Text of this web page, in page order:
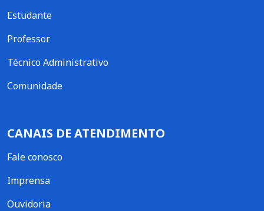
Estudante
Professor
Técnico Administrativo
Comunidade
CANAIS DE ATENDIMENTO
Fale conosco
Imprensa
Ouvidoria